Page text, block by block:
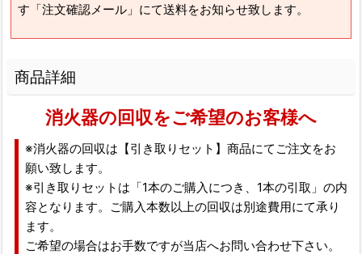
す「注文確認メール」にて送料をお知らせ致します。
商品詳細
消火器の回収をご希望のお客様へ
※消火器の回収は【引き取りセット】商品にてご注文をお
願い致します。
※引き取りセットは「1本のご購入につき、1本の引取」の内
容となります。ご購入本数以上の回収は別途費用にて承り
ます。
ご希望の場合はお手数ですが当店へお問い合わせ下さい。